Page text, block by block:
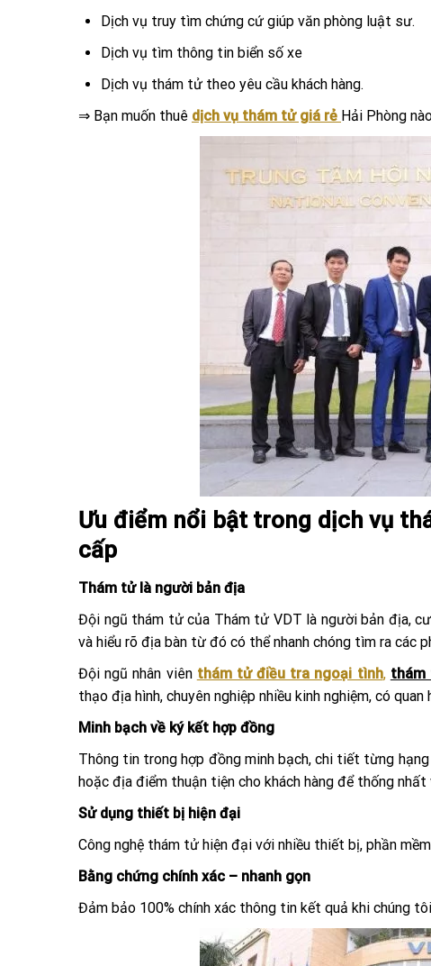
Dịch vụ truy tìm chứng cứ giúp văn phòng luật sư.
Dịch vụ tìm thông tin biển số xe
Dịch vụ thám tử theo yêu cầu khách hàng.
⇒ Bạn muốn thuê dịch vụ thám tử giá rẻ Hải Phòng
Ưu điểm nổi bật trong dịch vụ
cấp
Thám tử là người bản địa
Đội ngũ thám tử của Thám tử VDT là người bản địa,
và hiểu rõ địa bàn từ đó có thể nhanh chóng tìm ra các
Đội ngũ nhân viên thám tử điều tra ngoại tình, thám
thạo địa hình, chuyên nghiệp nhiều kinh nghiệm, có
Minh bạch về ký kết hợp đồng
Thông tin trong hợp đồng minh bạch, chi tiết từng
hoặc địa điểm thuận tiện cho khách hàng để thống nhất
Sử dụng thiết bị hiện đại
Công nghệ thám tử hiện đại với nhiều thiết bị, phần
Bằng chứng chính xác – nhanh gọn
Đảm bảo 100% chính xác thông tin kết quả khi chúng